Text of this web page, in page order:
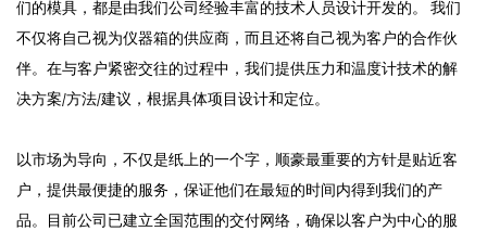
们的模具，都是由我们公司经验丰富的技术人员设计开发的。 我们
不仅将自己视为仪器箱的供应商，而且还将自己视为客户的合作伙
伴。在与客户紧密交往的过程中，我们提供压力和温度计技术的解
决方案/方法/建议，根据具体项目设计和定位。
以市场为导向，不仅是纸上的一个字，顺豪最重要的方针是贴近客
户，提供最便捷的服务，保证他们在最短的时间内得到我们的产
品。目前公司已建立全国范围的交付网络，确保以客户为中心的服